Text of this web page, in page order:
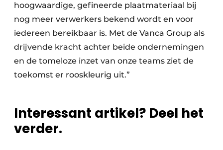
hoogwaardige, gefineerde plaatmateriaal bij
nog meer verwerkers bekend wordt en voor
iedereen bereikbaar is. Met de Vanca Group als
drijvende kracht achter beide ondernemingen
en de tomeloze inzet van onze teams ziet de
toekomst er rooskleurig uit.”
Interessant artikel? Deel het
verder.